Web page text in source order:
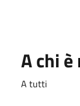
A chi
A tutti